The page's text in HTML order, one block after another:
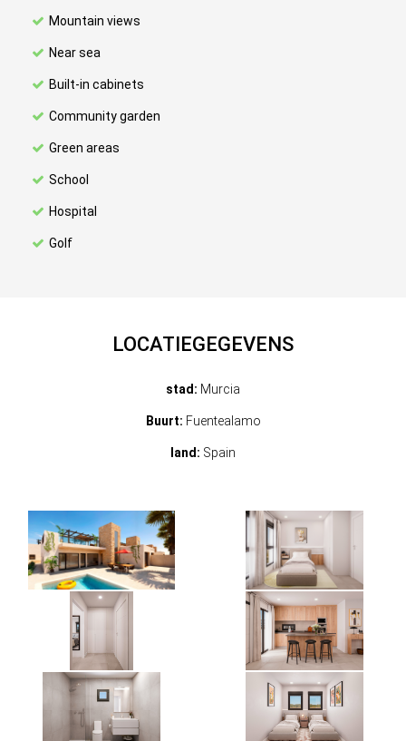
Mountain views
Near sea
Built-in cabinets
Community garden
Green areas
School
Hospital
Golf
LOCATIEGEGEVENS
stad: Murcia
Buurt: Fuentealamo
land: Spain